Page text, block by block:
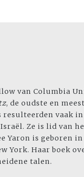
van Columbia
, de oudste en
vaak
Ze is lid van
Yaron is geboren
York. Haar boek
talen.